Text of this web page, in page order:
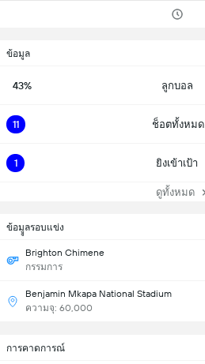
ข้อมูล
43% ลูกบอล
11 ช็อตทั้งหมด
1 ยิงเข้าเป้า
ดูทั้งหมด
ข้อมููลรอบแข่ง
Brighton Chimene
กรรมการ
Benjamin Mkapa National Stadium
ความจุ: 60,000
การคาดการณ์